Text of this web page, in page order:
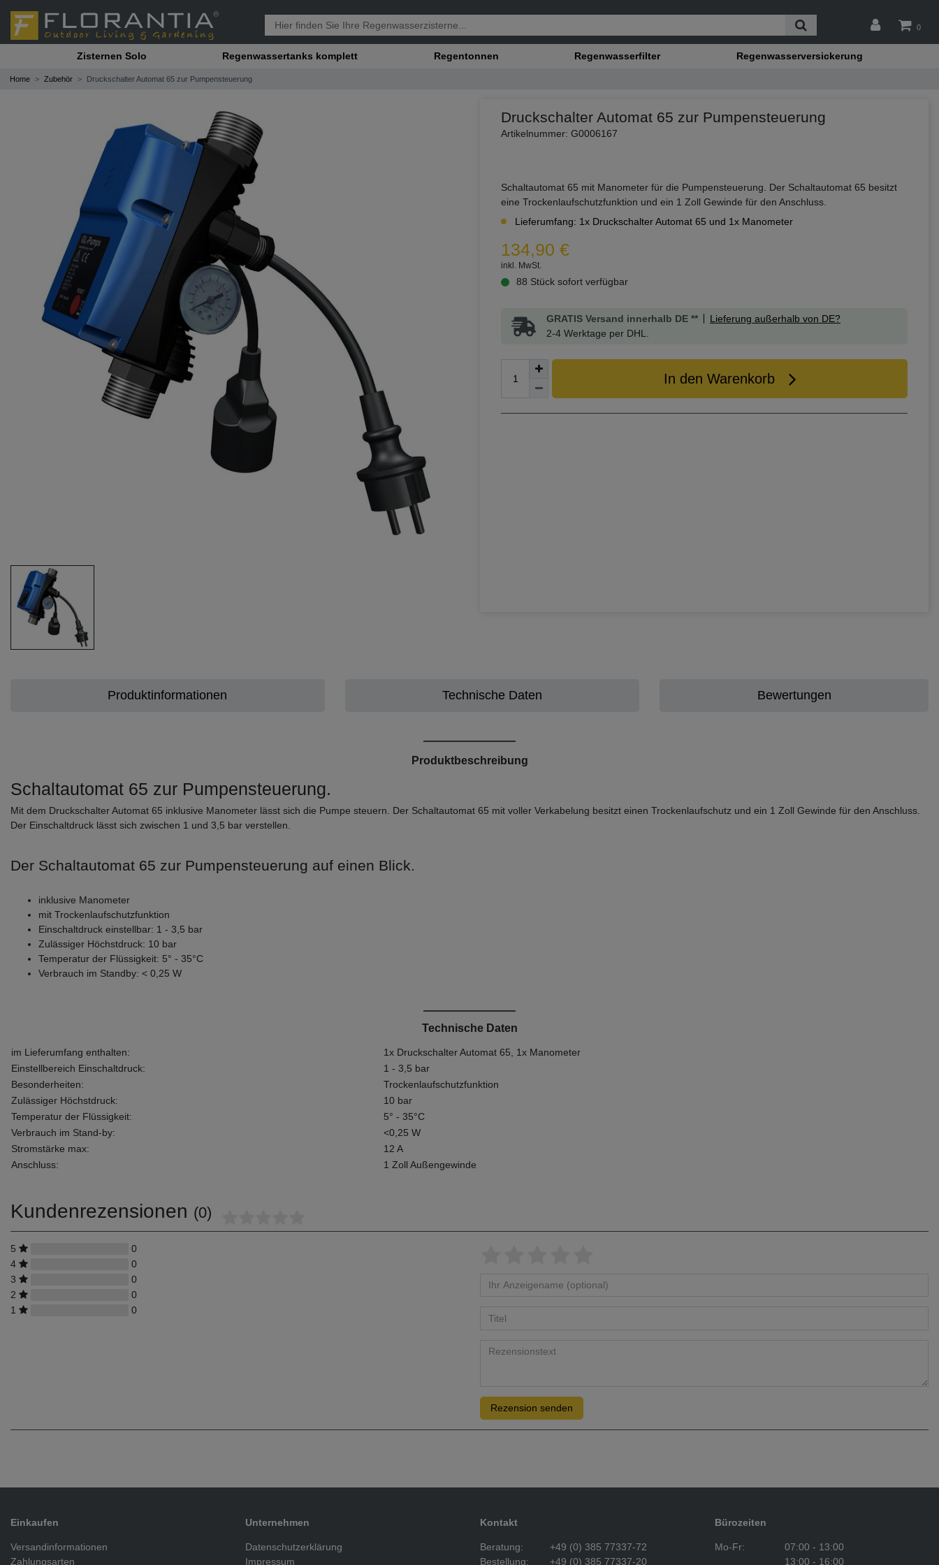
0
Zisternen Solo Regenwassertanks komplett Regentonnen Regenwasserfilter Regenwasserversickerung
Home Zubehör Druckschalter Automat 65 zur Pumpensteuerung
Druckschalter Automat 65 zur Pumpensteuerung
Artikelnummer: G0006167
Schaltautomat 65 mit Manometer für die Pumpensteuerung. Der Schaltautomat 65 besitzt
eine Trockenlaufschutzfunktion und ein 1 Zoll Gewinde für den Anschluss.
Lieferumfang: 1x Druckschalter Automat 65 und 1x Manometer
134,90 €
inkl. MwSt.
88 Stück sofort verfügbar
GRATIS Versand innerhalb DE **
Lieferung außerhalb von DE?
2-4 Werktage per DHL.
In den Warenkorb
Produktinformationen Technische Daten Bewertungen
Produktbeschreibung
Schaltautomat 65 zur Pumpensteuerung.
Mit dem Druckschalter Automat 65 inklusive Manometer lässt sich die Pumpe steuern. Der Schaltautomat 65 mit voller Verkabelung besitzt einen Trockenlaufschutz und ein 1 Zoll Gewinde für den Anschluss.
Der Einschaltdruck lässt sich zwischen 1 und 3,5 bar verstellen.
Der Schaltautomat 65 zur Pumpensteuerung auf einen Blick.
inklusive Manometer
mit Trockenlaufschutzfunktion
Einschaltdruck einstellbar: 1 - 3,5 bar
Zulässiger Höchstdruck: 10 bar
Temperatur der Flüssigkeit: 5° - 35°C
Verbrauch im Standby: < 0,25 W
Technische Daten
im Lieferumfang enthalten:
1x Druckschalter Automat 65, 1x Manometer
Einstellbereich Einschaltdruck:
1 - 3,5 bar
Besonderheiten:
Trockenlaufschutzfunktion
Zulässiger Höchstdruck:
10 bar
Temperatur der Flüssigkeit:
5° - 35°C
Verbrauch im Stand-by:
<0,25 W
Stromstärke max:
12 A
Anschluss:
1 Zoll Außengewinde
Kundenrezensionen (0)
5
0
4
0
3
0
2
0
1
0
Rezension senden
Einkaufen
Versandinformationen
Zahlungsarten
Unternehmen
Datenschutzerklärung
Impressum
Kontakt
Beratung:
+49 (0) 385 77337-72
Bestellung:
+49 (0) 385 77337-20
Bürozeiten
Mo-Fr:
07:00 - 13:00
13:00 - 16:00